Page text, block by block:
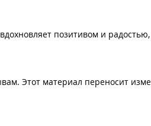
позитивом и
Этот материал переносит